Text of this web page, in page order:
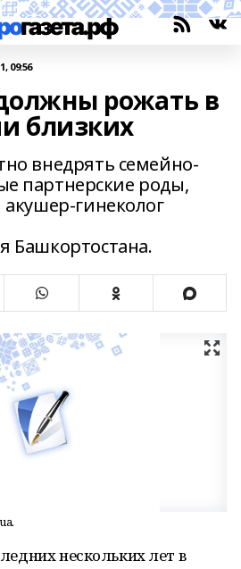
09:56
рожать в
близких
внедрять семейно-
партнерские роды,
гинеколог
Башкортостана.
нескольких лет в